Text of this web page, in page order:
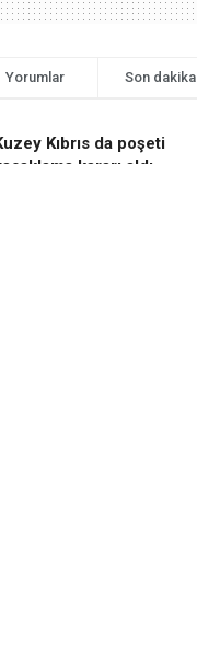
Yorumlar Son dakika
Kıbrıs da poşeti
kararı aldı